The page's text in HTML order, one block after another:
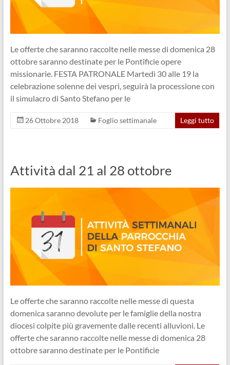
Le offerte che saranno raccolte nelle messe di domenica 28
ottobre saranno destinate per le Pontificie opere
missionarie. FESTA PATRONALE Martedì 30 alle 19 la
celebrazione solenne dei vespri, seguirà la processione con
il simulacro di Santo Stefano per le
26 Ottobre 2018 Foglio settimanale Leggi tutto
Attività dal 21 al 28 ottobre
Le offerte che saranno raccolte nelle messe di questa
domenica saranno devolute per le famiglie della nostra
diocesi colpite più gravemente dalle recenti alluvioni. Le
offerte che saranno raccolte nelle messe di domenica 28
ottobre saranno destinate per le Pontificie